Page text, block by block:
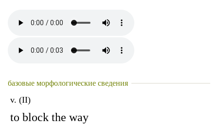
базовые морфологические сведения
v. (II)
to block the way